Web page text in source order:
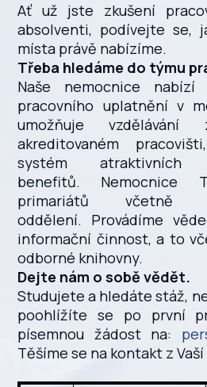
Ať už jste zkušení
absolventi, podívejte se,
místa právě nabízíme.
Třeba hledáme do týmu
Naše nemocnice nabízí
pracovního uplatnění v
umožňuje vzdělávání
akreditovaném
systém atraktivních
benefitů. Nemocnice
primariátů včetně
oddělení. Provádíme
informační činnost, a to
odborné knihovny.
Dejte nám o sobě vědět.
Studujete a hledáte stáž,
poohlížíte se po první
písemnou žádost na:
Těšíme se na kontakt z